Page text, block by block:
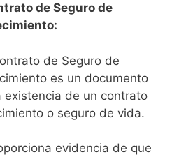
de Seguro de
de Seguro de
es un documento
existencia de un contrato
o seguro de vida.
evidencia de que